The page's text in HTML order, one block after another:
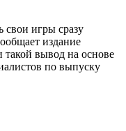
свои игры сразу
издание
вывод на основе
по выпуску